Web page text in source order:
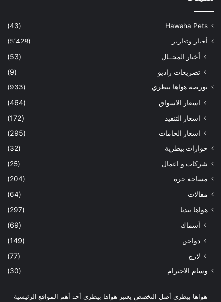
Hawaha Pets
(43)
أخبار وتقارير
(5٬428)
أخبار المجــال
(53)
تصريحات راديو
(9)
بورصة هواها بيطري (933)
اسعار الاسواق
(464)
اسعار التنفيذ
(172)
اسعار الخامات
(295)
حوارات بيطرية
(32)
شركات و اعمال
(25)
مساحة حرة
(204)
مقالات
(64)
هواها بيديا
(297)
أسماك
(69)
دواجن
(149)
لارج
(77)
وسام الاحترام (30)
هواها بيطري أصل التخصص يعتبر هواها بيطري أحد أهم المواقع الرئيسية